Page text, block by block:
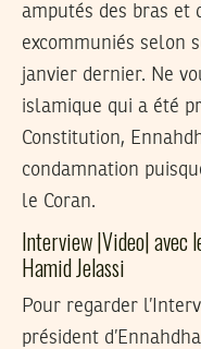
amputés des bras et
excommuniés selon
janvier dernier. Ne
islamique qui a été
Constitution,
condamnation
le Coran.
Interview |Video| avec
Hamid Jelassi
Pour regarder
président